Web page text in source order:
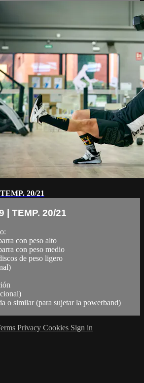
20/21
| TEMP. 20/21
con peso alto
con peso medio
de peso ligero
o similar (para sujetar la powerband)
Privacy Cookies Sign in